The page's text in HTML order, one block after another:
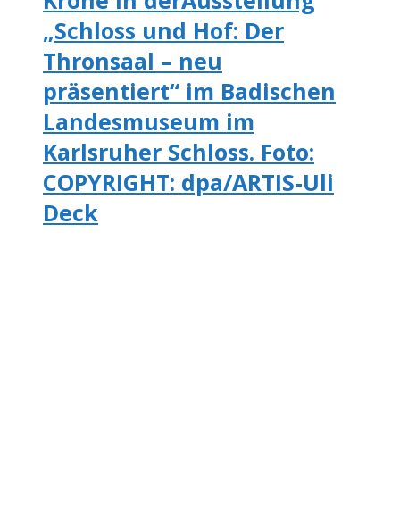
„Schloss und Hof: Der
Thronsaal – neu
präsentiert“ im Badischen
Landesmuseum im
Karlsruher Schloss. Foto:
COPYRIGHT: dpa/ARTIS-Uli
Deck